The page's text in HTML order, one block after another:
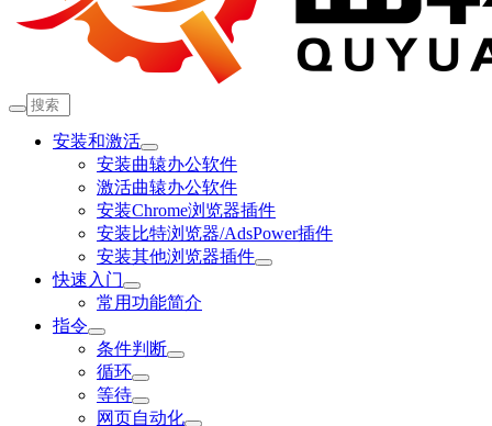
安装和激活
安装曲辕办公软件
激活曲辕办公软件
安装Chrome浏览器插件
安装比特浏览器/AdsPower插件
安装其他浏览器插件
快速入门
常用功能简介
指令
条件判断
循环
等待
网页自动化